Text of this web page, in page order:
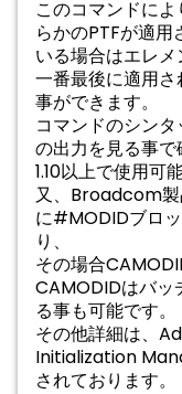
このコマンドに
らかのPTFが適
いる場合はエレメ
⼀番最後に適⽤
事ができます。
コマンドのシン
の出⼒を⾒る事で
1.10以上で使⽤可
⼜、Broadcom製
に#MODIDブロ
り、
その場合
CAMODIDはバッ
る事も可能です。
その他詳細は、
Initialization
されております。